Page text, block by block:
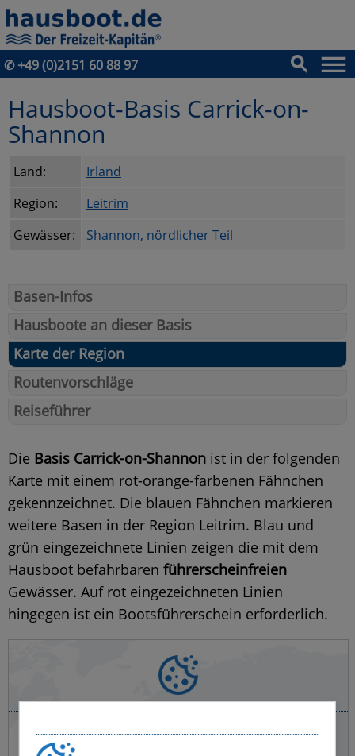
✆ +49 (0)2151 60 88 97
Hausboot-Basis Carrick-on-
Shannon
Land:
Irland
Region:
Leitrim
Gewässer:
Shannon, nördlicher Teil
Basen-Infos
Hausboote an dieser Basis
Karte der Region
Routenvorschläge
Reiseführer
Die Basis Carrick-on-Shannon ist in der folgenden
Karte mit einem rot-orange-farbenen Fähnchen
gekennzeichnet. Die blauen Fähnchen markieren
weitere Basen in der Region Leitrim. Blau und
grün eingezeichnete Linien zeigen die mit dem
Hausboot befahrbaren führerscheinfreien
Gewässer. Auf rot eingezeichneten Linien
hingegen ist ein Bootsführerschein erforderlich.
Hinweise zur Kartennutzung